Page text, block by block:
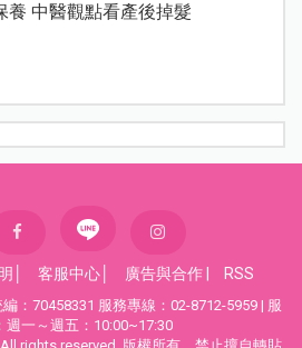
養 中醫觀點看產後掉髮
客服中心 廣告與合作 RSS
：70458331 服務專線：02-8712-5959 | 服
週一～週五：10:00~17:30